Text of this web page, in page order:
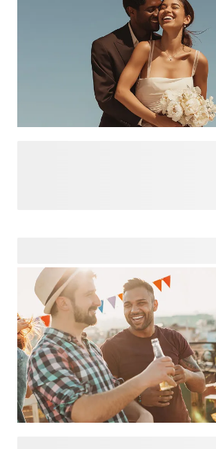
er samen een onvergetelijke dag van maken!